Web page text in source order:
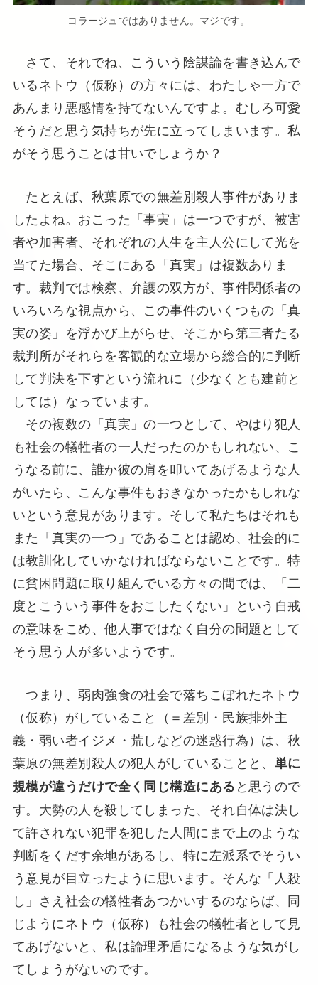
コラージュではありません。マジです。
さて、それでね、こういう陰謀論を書き込んで
いるネトウ（仮称）の方々には、わたしゃ一方で
あんまり悪感情を持てないんですよ。むしろ可愛
そうだと思う気持ちが先に立ってしまいます。私
がそう思うことは甘いでしょうか？
たとえば、秋葉原での無差別殺人事件がありま
したよね。おこった「事実」は一つですが、被害
者や加害者、それぞれの人生を主人公にして光を
当てた場合、そこにある「真実」は複数ありま
す。裁判では検察、弁護の双方が、事件関係者の
いろいろな視点から、この事件のいくつもの「真
実の姿」を浮かび上がらせ、そこから第三者たる
裁判所がそれらを客観的な立場から総合的に判断
して判決を下すという流れに（少なくとも建前と
しては）なっています。
その複数の「真実」の一つとして、やはり犯人
も社会の犠牲者の一人だったのかもしれない、こ
うなる前に、誰か彼の肩を叩いてあげるような人
がいたら、こんな事件もおきなかったかもしれな
いという意見があります。そして私たちはそれも
また「真実の一つ」であることは認め、社会的に
は教訓化していかなければならないことです。特
に貧困問題に取り組んでいる方々の間では、「二
度とこういう事件をおこしたくない」という自戒
の意味をこめ、他人事ではなく自分の問題として
そう思う人が多いようです。
つまり、弱肉強食の社会で落ちこぼれたネトウ
（仮称）がしていること（＝差別・民族排外主
義・弱い者イジメ・荒しなどの迷惑行為）は、秋
葉原の無差別殺人の犯人がしていることと、 単に
規模が違うだけで全く同じ構造にあると思うので
す。大勢の人を殺してしまった、それ自体は決し
て許されない犯罪を犯した人間にまで上のような
判断をくだす余地があるし、特に左派系でそうい
う意見が目立ったように思います。そんな「人殺
し」さえ社会の犠牲者あつかいするのならば、同
じようにネトウ（仮称）も社会の犠牲者として見
てあげないと、私は論理矛盾になるような気がし
てしょうがないのです。